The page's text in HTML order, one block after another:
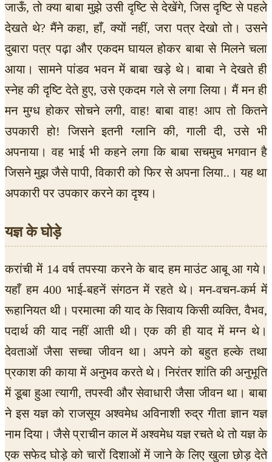
जाऊँ, तो क्या बाबा मुझे उसी दृष्टि से देखेंगे, जिस दृष्टि से पहले
देखते थे? मैंने कहा, हाँ, क्यों नहीं, जरा पत्र देखो तो। उसने
दुबारा पत्र पढ़ा और एकदम घायल होकर बाबा से मिलने चला
आया। सामने पांडव भवन में बाबा खड़े थे। बाबा ने देखते ही
स्नेह की दृष्टि देते हुए, उसे एकदम गले से लगा लिया। मैं मन ही
मन मुग्ध होकर सोचने लगी, वाह! बाबा वाह! आप तो कितने
उपकारी हो! जिसने इतनी ग्लानि की, गाली दी, उसे भी
अपनाया। वह भाई भी कहने लगा कि बाबा सचमुच भगवान है
जिसने मुझ जैसे पापी, विकारी को फिर से अपना लिया..। यह था
अपकारी पर उपकार करने का दृश्य।
यज्ञ के घोड़े
करांची में 14 वर्ष तपस्या करने के बाद हम माउंट आबू आ गये।
यहाँ हम 400 भाई-बहनें संगठन में रहते थे। मन-वचन-कर्म में
रूहानियत थी। परमात्मा की याद के सिवाय किसी व्यक्ति, वैभव,
पदार्थ की याद नहीं आती थी। एक की ही याद में मग्न थे।
देवताओं जैसा सच्चा जीवन था। अपने को बहुत हल्के तथा
प्रकाश की काया में अनुभव करते थे। निरंतर शांति की अनुभूति
में डूबा हुआ त्यागी, तपस्वी और सेवाधारी जैसा जीवन था। बाबा
ने इस यज्ञ को राजसूय अश्वमेध अविनाशी रुद्र गीता ज्ञान यज्ञ
नाम दिया। जैसे प्राचीन काल में अश्वमेध यज्ञ रचते थे तो यज्ञ के
एक सफेद घोड़े को चारों दिशाओं में जाने के लिए खुला छोड़ देते